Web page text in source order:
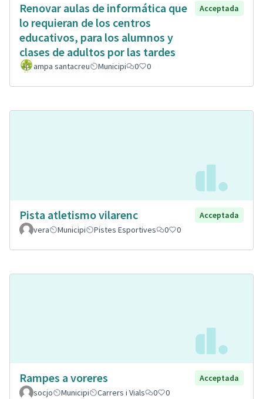
Renovar aulas de informática que
lo requieran de los centros
educativos, para los alumnos y
clases de adultos por las tardes
Acceptada
ampa santacreu Municipi 0 0
Pista atletismo vilarenc
Acceptada
vera
Municipi Pistes Esportives 0 0
Rampes a voreres
Acceptada
socjo
Municipi Carrers i Vials 0 0